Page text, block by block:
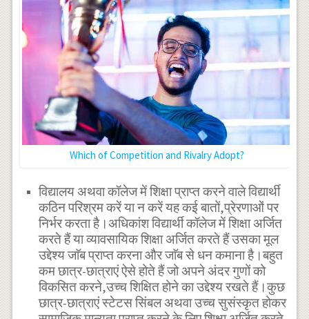
Which of Competition and Rivalry Adopt?
विद्यालय अथवा कॉलेज में शिक्षा प्राप्त करने वाले विद्यार्थी
कठिन परिश्रम करें या न करें यह कई बातों,प्रेरणाओं पर
निर्भर करता है।अधिकांश विद्यार्थी कॉलेज में शिक्षा अर्जित
करते हैं या व्यावसायिक शिक्षा अर्जित करते हैं उसका मूल
उद्देश्य जाॅब प्राप्त करना और जाॅब से धन कमाना है।बहुत
कम छात्र-छात्राएं ऐसे होते हैं जो अपने अंदर गुणों को
विकसित करने,उच्च शिक्षित होने का उद्देश्य रखते हैं।कुछ
छात्र-छात्राएं स्टेटस सिंबल अथवा उच्च सुसंस्कृत होकर